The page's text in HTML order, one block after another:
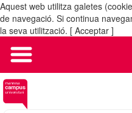
Aquest web utilitza galetes
de navegació. Si continua
la seva utilització. [ Acceptar ]
MENÚ